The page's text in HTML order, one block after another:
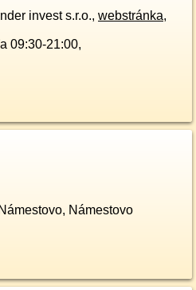
invest s.r.o., webstránka,
09:30-21:00,
Námestovo, Námestovo